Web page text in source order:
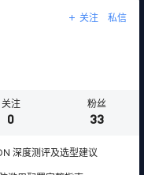
关注 私信
关注
0
粉丝
33
深度测评及选型建议